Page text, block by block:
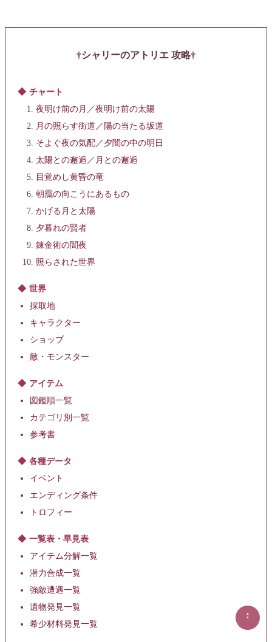
シャリーのアトリエ 攻略
チャート
夜明け前の月／夜明け前の太陽
月の照らす街道／陽の当たる坂道
そよぐ夜の気配／夕闇の中の明日
太陽との邂逅／月との邂逅
目覚めし黄昏の竜
朝靄の向こうにあるもの
かげる月と太陽
夕暮れの賢者
錬金術の闇夜
照らされた世界
世界
採取地
キャラクター
ショップ
敵・モンスター
アイテム
図鑑順一覧
カテゴリ別一覧
参考書
各種データ
イベント
エンディング条件
トロフィー
一覧表・早見表
アイテム分解一覧
潜力合成一覧
強敵遭遇一覧
遺物発見一覧
希少材料発見一覧
▲
▲